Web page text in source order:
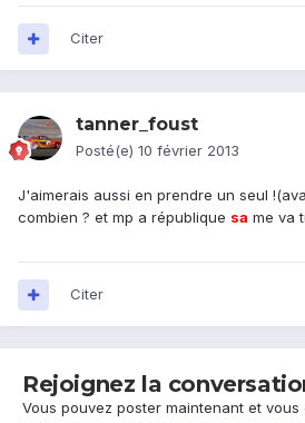
Citer
tanner_foust
Posté(e) 10 février 2013
J'aimerais aussi en prendre un seul
combien ? et mp a république sa me va
Citer
Rejoignez la
Vous pouvez poster maintenant et vous